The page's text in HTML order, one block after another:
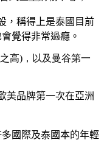
，稱得上是泰國目前
覺得非常過癮。
高)，以及曼谷第一
美品牌第一次在亞洲
國際及泰國本的年輕